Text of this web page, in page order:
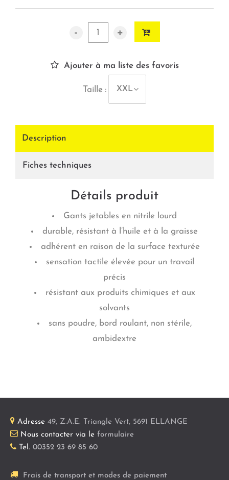
- +
Ajouter à ma liste des favoris
Taille : XXL
Description
Fiches techniques
Détails produit
Gants jetables en nitrile lourd
durable, résistant à l’huile et à la graisse
adhérent en raison de la surface texturée
sensation tactile élevée pour un travail
précis
résistant aux produits chimiques et aux
solvants
sans poudre, bord roulant, non stérile,
ambidextre
Adresse 49, Z.A.E. Triangle Vert, 5691
ELLANGE
Nous contacter via le formulaire
Tel. 00352 23 69 85 60
Frais de transport et modes de paiement